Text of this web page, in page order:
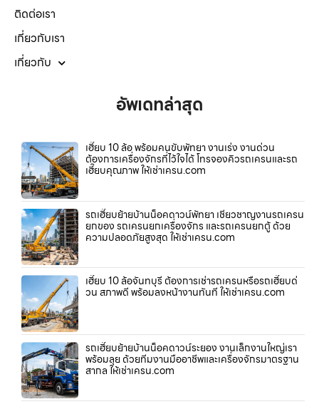
ติดต่อเรา
เกี่ยวกับเรา
เกี่ยวกับ
อัพเดทล่าสุด
เฮี๊ยบ 10 ล้อ พร้อมคนขับพัทยา งานเร่ง งานด่วน
ต้องการเครื่องจักรที่ไว้ใจได้ โทรจองคิวรถเครนและรถ
เฮี๊ยบคุณภาพ ให้เช่าเครน.com
รถเฮี๊ยบย้ายบ้านน็อคดาวน์พัทยา เชี่ยวชาญงานรถเครน
ยกของ รถเครนยกเครื่องจักร และรถเครนยกตู้ ด้วย
ความปลอดภัยสูงสุด ให้เช่าเครน.com
เฮี๊ยบ 10 ล้อจันทบุรี ต้องการเช่ารถเครนหรือรถเฮี๊ยบด่
วน สภาพดี พร้อมลงหน้างานทันที ให้เช่าเครน.com
รถเฮี๊ยบย้ายบ้านน็อคดาวน์ระยอง งานเล็กงานใหญ่เรา
พร้อมลุย ด้วยทีมงานมืออาชีพและเครื่องจักรมาตรฐาน
สากล ให้เช่าเครน.com